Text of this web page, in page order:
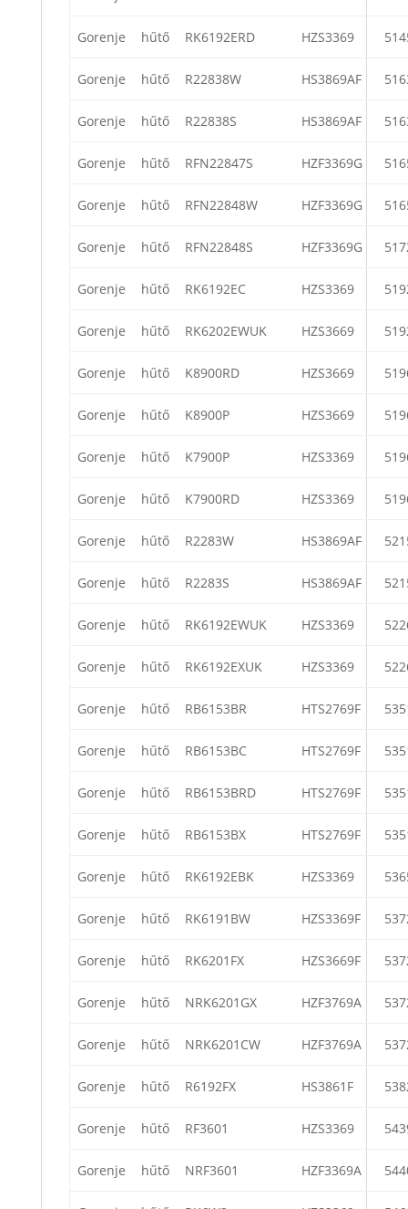
Gorenje hűtő RK6192ERD HZS3369
Gorenje hűtő R22838W HS3869AF
Gorenje hűtő R22838S HS3869AF
Gorenje hűtő RFN22847S HZF3369G
Gorenje hűtő RFN22848W HZF3369G
Gorenje hűtő RFN22848S HZF3369G
Gorenje hűtő RK6192EC HZS3369
Gorenje hűtő RK6202EWUK HZS3669
Gorenje hűtő K8900RD HZS3669
Gorenje hűtő K8900P HZS3669
Gorenje hűtő K7900P HZS3369
Gorenje hűtő K7900RD HZS3369
Gorenje hűtő R2283W HS3869AF
Gorenje hűtő R2283S HS3869AF
Gorenje hűtő RK6192EWUK HZS3369
Gorenje hűtő RK6192EXUK HZS3369
Gorenje hűtő RB6153BR HTS2769F
Gorenje hűtő RB6153BC HTS2769F
Gorenje hűtő RB6153BRD HTS2769F
Gorenje hűtő RB6153BX HTS2769F
Gorenje hűtő RK6192EBK HZS3369
Gorenje hűtő RK6191BW HZS3369F
Gorenje hűtő RK6201FX HZS3669F
Gorenje hűtő NRK6201GX HZF3769A
Gorenje hűtő NRK6201CW HZF3769A
Gorenje hűtő R6192FX HS3861F
Gorenje hűtő RF3601 HZS3369
Gorenje hűtő NRF3601 HZF3369A